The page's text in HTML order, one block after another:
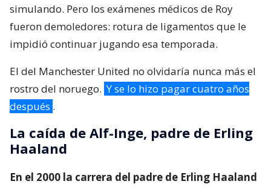
simulando. Pero los exámenes médicos de Roy
fueron demoledores: rotura de ligamentos que le
impidió continuar jugando esa temporada.
El del Manchester United no olvidaría nunca más el
rostro del noruego. Y se lo hizo pagar cuatro años
después .
La caída de Alf-Inge, padre de Erling
Haaland
En el 2000 la carrera del padre de Erling Haaland